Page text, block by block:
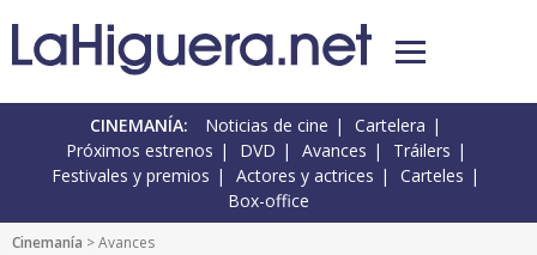
CINEMANÍA: Noticias de cine
Cartelera
Próximos estrenos
DVD Avances
Tráilers
Festivales y premios
Actores y actrices
Carteles
Box-office
Cinemanía > Avances